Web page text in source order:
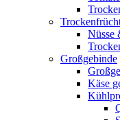
Nüsse
Großgebinde
Käse